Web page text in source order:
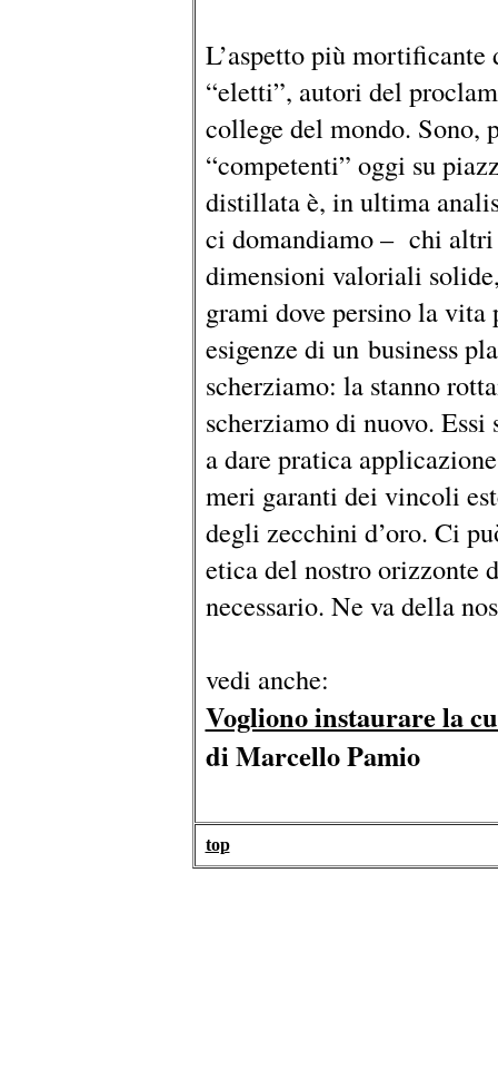
L’aspetto più
“eletti”, autori del
college del mondo. Sono,
“competenti” oggi su
distillata è, in ultima
ci domandiamo – chi altri
dimensioni valoriali
grami dove persino la vita
esigenze di un business
scherziamo: la stanno
scherziamo di nuovo.
a dare pratica
meri garanti dei vincoli
degli zecchini d’oro. Ci
etica del nostro orizzonte
necessario. Ne va della
vedi anche:
Vogliono instaurare la
di Marcello Pamio
top